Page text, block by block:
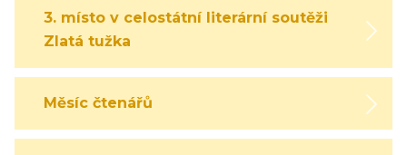
3. místo v celostátní literární soutěži
Zlatá tužka
Měsíc čtenářů